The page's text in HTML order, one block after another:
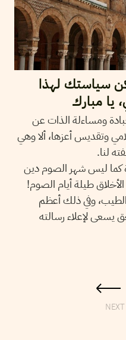
سياستك لهذا
يا مبارك
ومساءلة الذات عن
وتقديس أعزها، ألا وهي
لنا.
كما ليس شهر الصوم دين
طيلة أيام الصوم!
الطيب، وفي ذلك أعظم
لإعلاء رسالته
NEXT